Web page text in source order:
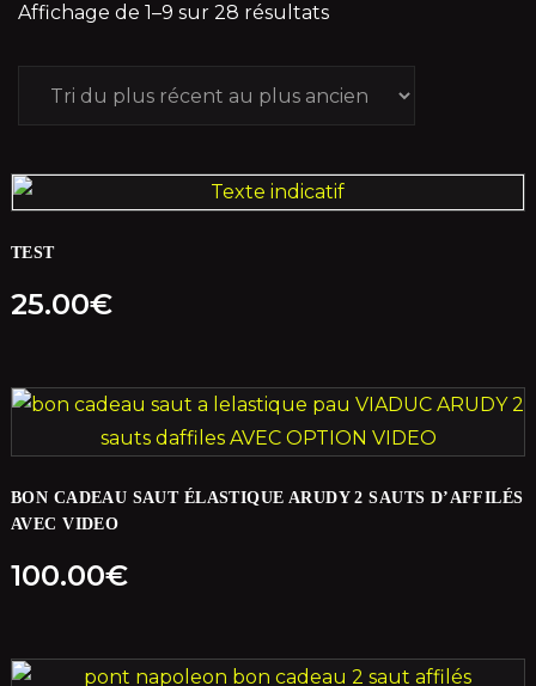
Affichage de 1–9 sur 28 résultats
TEST
25.00€
BON CADEAU SAUT ÉLASTIQUE ARUDY 2 SAUTS D’AFFILÉS
AVEC VIDEO
100.00€